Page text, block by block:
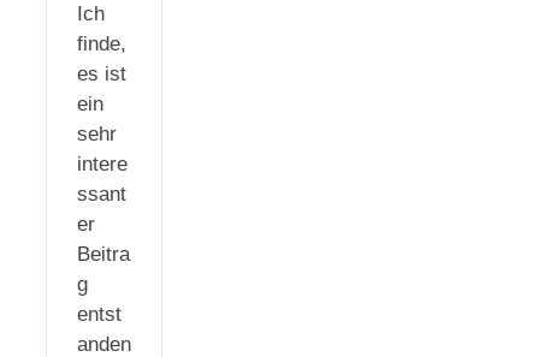
Ich
finde,
es ist
ein
sehr
intere
ssant
er
Beitra
g
entst
anden